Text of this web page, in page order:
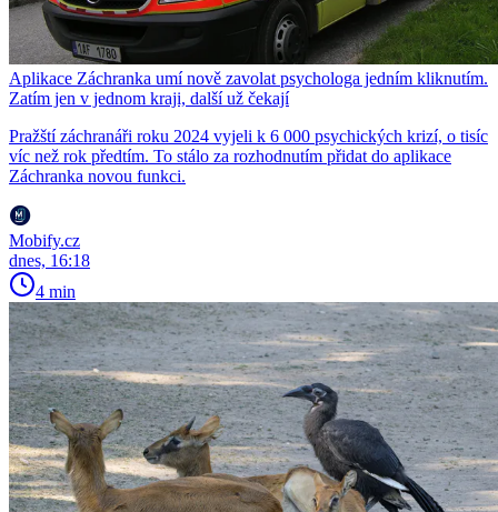
Aplikace Záchranka umí nově zavolat psychologa jedním kliknutím.
Zatím jen v jednom kraji, další už čekají
Pražští záchranáři roku 2024 vyjeli k 6 000 psychických krizí, o tisíc
víc než rok předtím. To stálo za rozhodnutím přidat do aplikace
Záchranka novou funkci.
Mobify.cz
dnes, 16:18
4 min